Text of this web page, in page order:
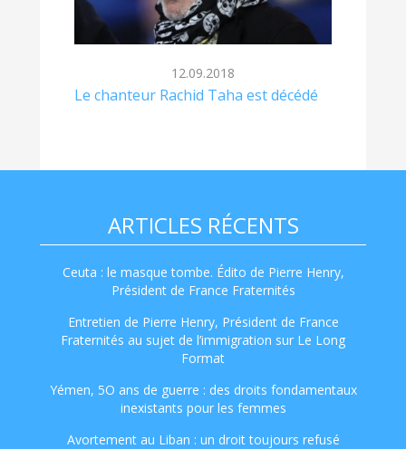
12.09.2018
Le chanteur Rachid Taha est décédé
ARTICLES RÉCENTS
Ceuta : le masque tombe. Édito de Pierre Henry,
Président de France Fraternités
Entretien de Pierre Henry, Président de France
Fraternités au sujet de l’immigration sur Le Long
Format
Yémen, 5O ans de guerre : des droits fondamentaux
inexistants pour les femmes
Avortement au Liban : un droit toujours refusé